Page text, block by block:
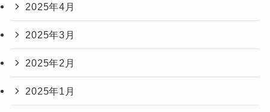
2025年4月
2025年3月
2025年2月
2025年1月